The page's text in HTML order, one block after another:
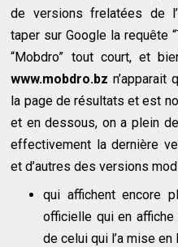
de versions frelatées de
taper sur Google la requête
“Mobdro” tout court, et
www.mobdro.bz
la page de résultats et est
et en dessous, on a plein
effectivement la dernière
et d’autres des versions
qui affichent encore
officielle qui en affiche
de celui qui l’a mise en